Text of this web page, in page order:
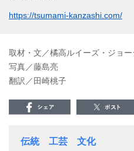
https://tsumami-kanzashi.com/
取材・文／橘高ルイーズ・ジョー
写真／藤島亮
翻訳／田崎桃子
伝統 工芸 文化